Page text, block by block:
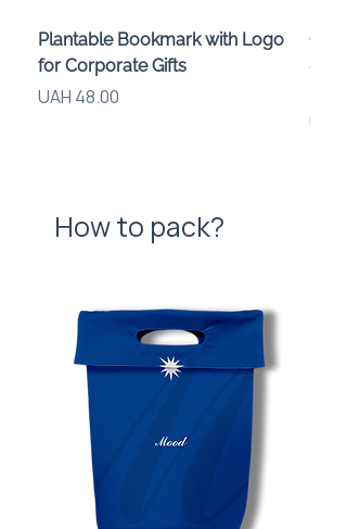
Plantable Bookmark with Logo
for Corporate Gifts
Price
UAH 48.00
Price
UAH
How to pack?